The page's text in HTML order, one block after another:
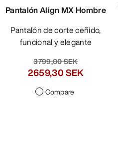
Pantalón Align MX Hombre
Pantalón de corte ceñido,
funcional y elegante
3799,00 SEK
2659,30 SEK
Compare